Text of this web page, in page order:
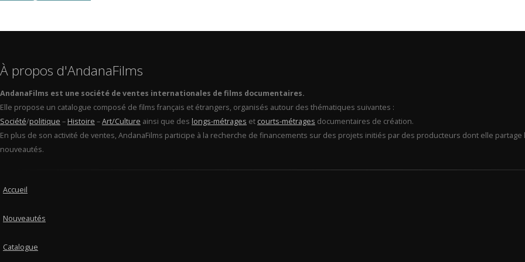
À propos d'AndanaFilms
AndanaFilms est une société de ventes internationales de films documentaires.
Elle propose un catalogue composé de films français et étrangers, organisés autour des thématiques suivantes :
Société/politique – Histoire –Art/Culture ainsi que des longs-métrages et courts-métrages documentaires de création.
En plus de son activité de ventes, AndanaFilms participe à la recherche de financements sur des projets initiés par des producteurs dont elle partage
nouveautés.
Accueil
Nouveautés
Catalogue